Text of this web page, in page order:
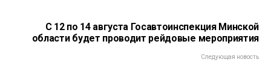
С 12 по 14 августа Госавтоинспекция Минской
области будет проводит рейдовые мероприятия
Следующая новость